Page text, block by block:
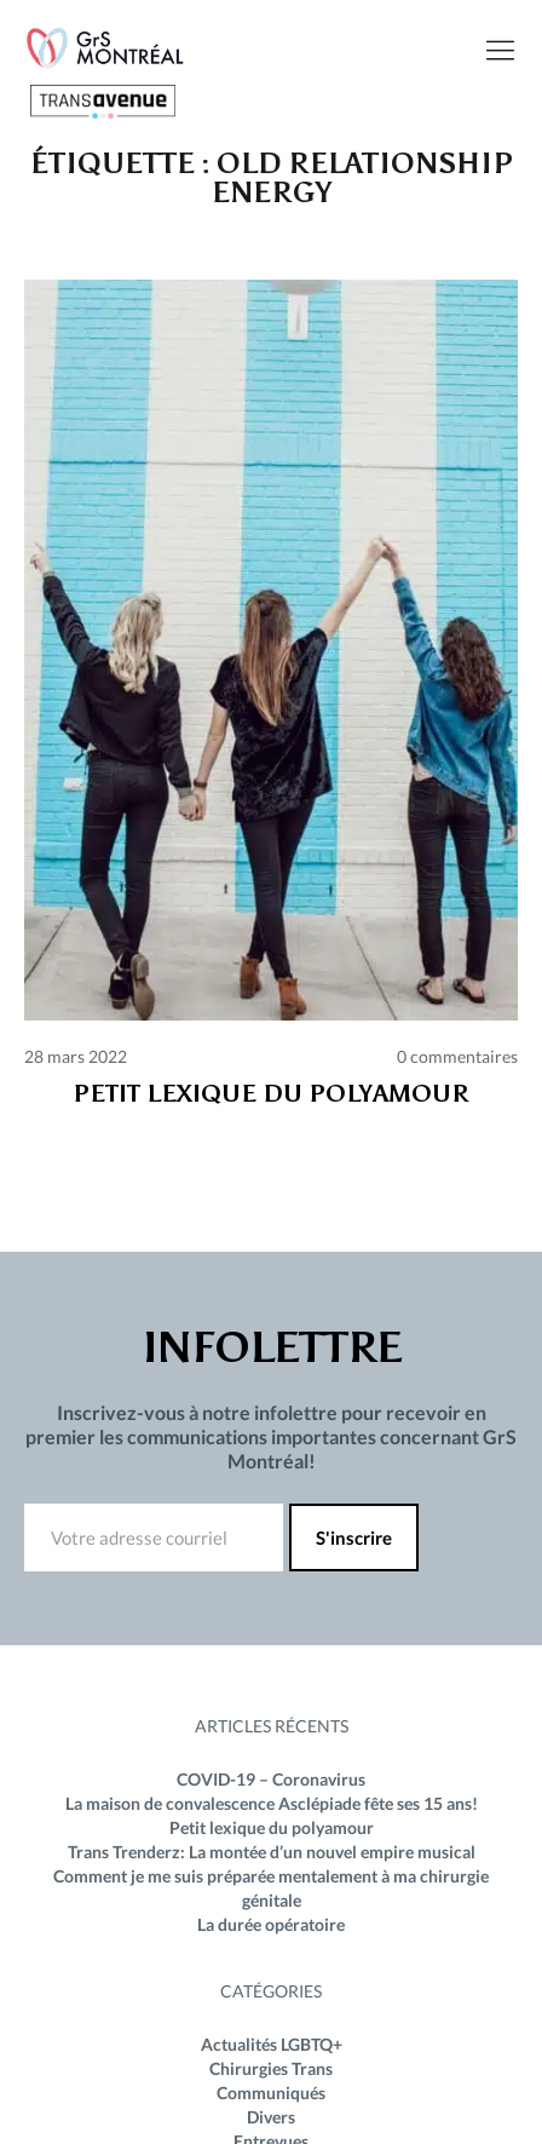
Français
PAGES
Charte des commentaires et publications
Conditions d’utilisation
Nous contacter
Politique de confidentialité
ÉTIQUETTE : OLD RELATIONSHIP
ENERGY
28 mars 2022 0 commentaires
PETIT LEXIQUE DU POLYAMOUR
INFOLETTRE
Inscrivez-vous à notre infolettre pour recevoir en
premier les communications importantes concernant GrS
Montréal!
ARTICLES RÉCENTS
COVID-19 – Coronavirus
La maison de convalescence Asclépiade fête ses 15 ans!
Petit lexique du polyamour
Trans Trenderz: La montée d’un nouvel empire musical
Comment je me suis préparée mentalement à ma chirurgie
génitale
La durée opératoire
CATÉGORIES
Actualités LGBTQ+
Chirurgies Trans
Communiqués
Divers